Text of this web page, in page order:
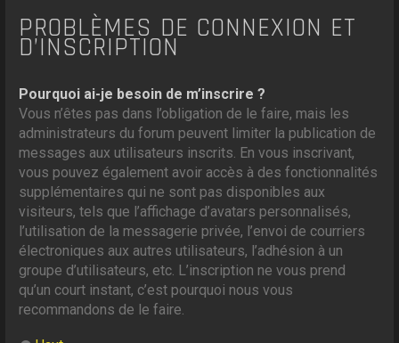
PROBLÈMES DE CONNEXION ET
D’INSCRIPTION
Pourquoi ai-je besoin de m’inscrire ?
Vous n’êtes pas dans l’obligation de le faire, mais les
administrateurs du forum peuvent limiter la publication de
messages aux utilisateurs inscrits. En vous inscrivant,
vous pouvez également avoir accès à des fonctionnalités
supplémentaires qui ne sont pas disponibles aux
visiteurs, tels que l’affichage d’avatars personnalisés,
l’utilisation de la messagerie privée, l’envoi de courriers
électroniques aux autres utilisateurs, l’adhésion à un
groupe d’utilisateurs, etc. L’inscription ne vous prend
qu’un court instant, c’est pourquoi nous vous
recommandons de le faire.